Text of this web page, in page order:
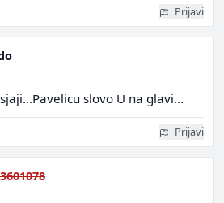
Prijavi
slovo U na glavi...
Prijavi